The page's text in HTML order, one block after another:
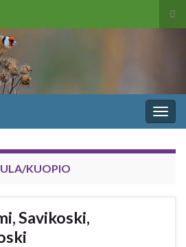
KUOPIO
Savikoski,